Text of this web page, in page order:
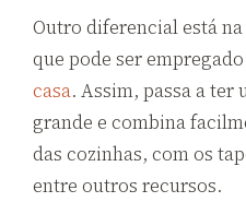
Outro diferencial está
que pode ser
casa. Assim, passa a
grande e combina
das cozinhas, com os
entre outros recursos.